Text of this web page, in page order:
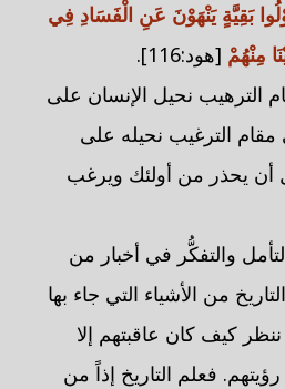
بَقِيَّةٍ يَنْهَوْنَ عَنِ الْفَسَادِ فِي
مِنْهُمْ [هود:116].
الترهيب نحيل الإنسان على
الترغيب نحيله على
أن يحذر من أولئك ويرغب
والتفكُّر في أخبار من
من الأشياء التي جاء بها
كيف كان عاقبتهم إلا
فعلم التاريخ إذاً من